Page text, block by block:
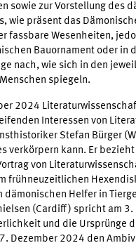
sowie zur Vorstellung des
wie präsent das
fassbare Wesenheiten,
Bauornament oder in
nach, wie sich in den
spiegeln.
2024
Interessen von
Stefan Bürger
verkörpern kann. Er
von
frühneuzeitlichen
Helfer in
(Cardiff) spricht am
und die Ursprünge
Dezember 2024 den